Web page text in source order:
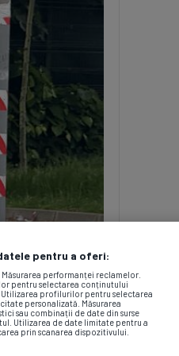
pentru a oferi:
performanței reclamelor.
pentru selectarea conținutului
profilurilor pentru selectarea
personalizată. Măsurarea
sau combinații de date din surse
Utilizarea de date limitate pentru a
prin scanarea dispozitivului.